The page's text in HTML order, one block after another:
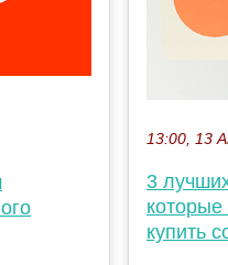
13:00, 13
3
купить